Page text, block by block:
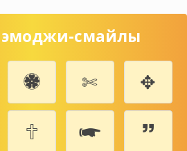
смайлы
🏶 ✄
✥
🕆 🖛
🙷